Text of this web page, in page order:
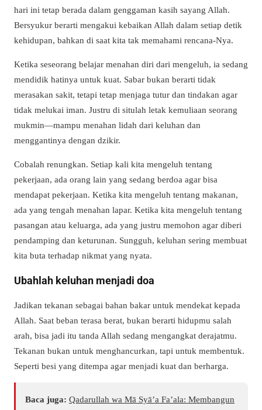
hari ini tetap berada dalam genggaman kasih sayang Allah.
Bersyukur berarti mengakui kebaikan Allah dalam setiap detik
kehidupan, bahkan di saat kita tak memahami rencana-Nya.
Ketika seseorang belajar menahan diri dari mengeluh, ia sedang
mendidik hatinya untuk kuat. Sabar bukan berarti tidak
merasakan sakit, tetapi tetap menjaga tutur dan tindakan agar
tidak melukai iman. Justru di situlah letak kemuliaan seorang
mukmin—mampu menahan lidah dari keluhan dan
menggantinya dengan dzikir.
Cobalah renungkan. Setiap kali kita mengeluh tentang
pekerjaan, ada orang lain yang sedang berdoa agar bisa
mendapat pekerjaan. Ketika kita mengeluh tentang makanan,
ada yang tengah menahan lapar. Ketika kita mengeluh tentang
pasangan atau keluarga, ada yang justru memohon agar diberi
pendamping dan keturunan. Sungguh, keluhan sering membuat
kita buta terhadap nikmat yang nyata.
Ubahlah keluhan menjadi doa
Jadikan tekanan sebagai bahan bakar untuk mendekat kepada
Allah. Saat beban terasa berat, bukan berarti hidupmu salah
arah, bisa jadi itu tanda Allah sedang mengangkat derajatmu.
Tekanan bukan untuk menghancurkan, tapi untuk membentuk.
Seperti besi yang ditempa agar menjadi kuat dan berharga.
Baca juga: Qadarullah wa Mā Syā’a Fa’ala: Membangun